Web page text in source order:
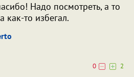
Надо посмотреть, а то
как-то избегал.
0
2